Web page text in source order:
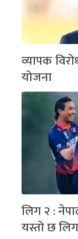
व्यापक
योजना
लिग २ :
यस्तो छ